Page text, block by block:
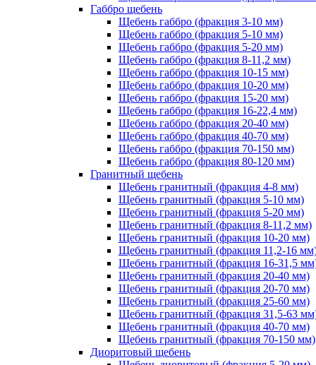
Габбро щебень
Щебень габбро (фракция 3-10 мм)
Щебень габбро (фракция 5-10 мм)
Щебень габбро (фракция 5-20 мм)
Щебень габбро (фракция 8-11,2 мм)
Щебень габбро (фракция 10-15 мм)
Щебень габбро (фракция 10-20 мм)
Щебень габбро (фракция 15-20 мм)
Щебень габбро (фракция 16-22,4 мм)
Щебень габбро (фракция 20-40 мм)
Щебень габбро (фракция 40-70 мм)
Щебень габбро (фракция 70-150 мм)
Щебень габбро (фракция 80-120 мм)
Гранитный щебень
Щебень гранитный (фракция 4-8 мм)
Щебень гранитный (фракция 5-10 мм)
Щебень гранитный (фракция 5-20 мм)
Щебень гранитный (фракция 8-11,2 мм)
Щебень гранитный (фракция 10-20 мм)
Щебень гранитный (фракция 11,2-16
Щебень гранитный (фракция 16-31,5
Щебень гранитный (фракция 20-40 мм)
Щебень гранитный (фракция 20-70 мм)
Щебень гранитный (фракция 25-60 мм)
Щебень гранитный (фракция 31,5-63
Щебень гранитный (фракция 40-70 мм)
Щебень гранитный (фракция 70-150 мм)
Диоритовый щебень